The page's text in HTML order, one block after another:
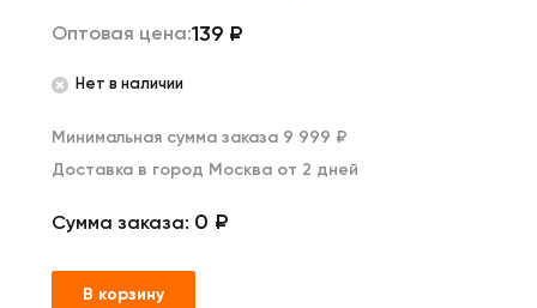
Оптовая цена:139 ₽
Нет в наличии
Минимальная сумма заказа 9 999 ₽
Доставка в город Москва от 2 дней
Сумма заказа: 0 ₽
В корзину